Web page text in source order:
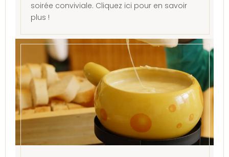
soirée conviviale. Cliquez ici pour en savoir
plus !